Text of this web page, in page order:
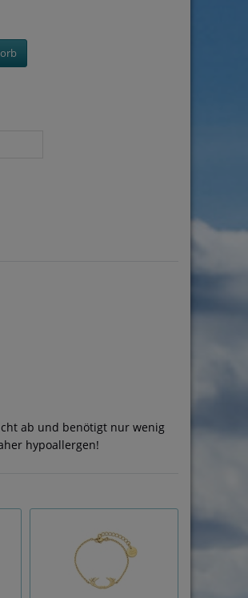
ab und benötigt nur wenig
hypoallergen!